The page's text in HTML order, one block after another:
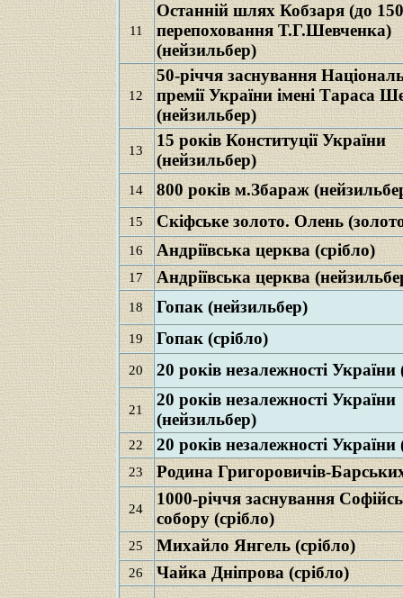
11
Останній шлях Кобзаря (до
перепоховання Т.Г.Шевченка)
(нейзильбер)
12
50-річчя заснування
премії України імені Тараса
(нейзильбер)
13
15 років Конституції України
(нейзильбер)
14 800 років м.Збараж
15 Скіфське золото. Олень
16 Андріївська церква (срібло)
17 Андріївська церква
18 Гопак (нейзильбер)
19 Гопак (срібло)
20 20 років незалежності України
21
20 років незалежності України
(нейзильбер)
22 20 років незалежності України
23 Родина Григоровичів-
24
1000-річчя заснування
собору (срібло)
25 Михайло Янгель (срібло)
26 Чайка Дніпрова (срібло)